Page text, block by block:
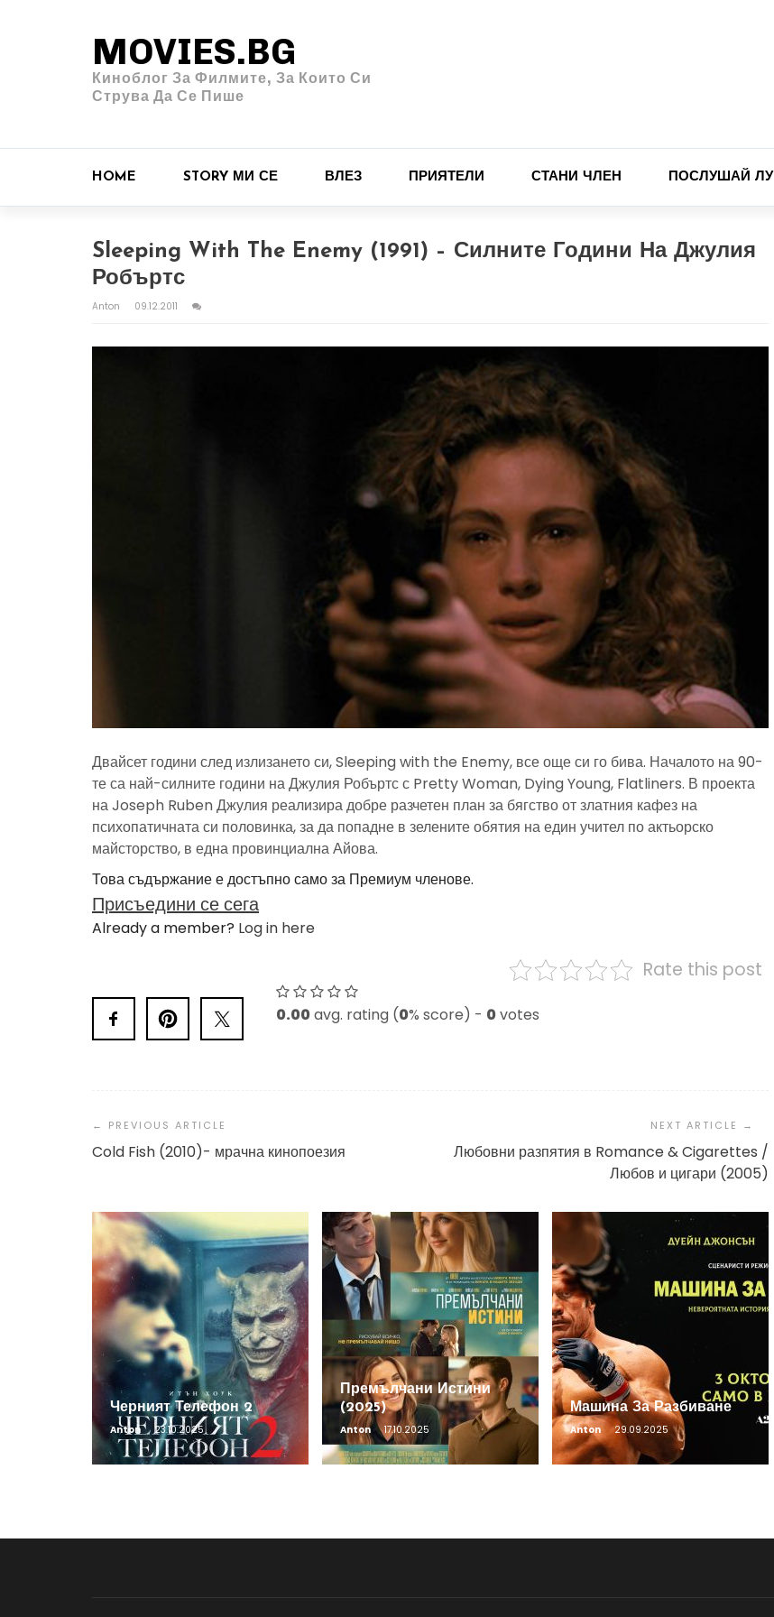
MOVIES.BG
Киноблог За Филмите, За Които Си
Струва Да Се Пише
HOME STORY МИ СЕ ВЛЕЗ ПРИЯТЕЛИ СТАНИ ЧЛЕН ПОСЛУШАЙ ЛУ
Sleeping With The Enemy (1991) – Силните Години На Джулия
Робъртс
Anton 09.12.2011
Двайсет години след излизането си, Sleeping with the Enemy, все още си го бива. Началото на 90-
те са най-силните години на Джулия Робъртс с Pretty Woman, Dying Young, Flatliners. В проекта
на Joseph Ruben Джулия реализира добре разчетен план за бягство от златния кафез на
психопатичната си половинка, за да попадне в зелените обятия на един учител по актьорско
майсторство, в една провинциална Айова.
Това съдържание е достъпно само за Премиум членове.
Присъедини се сега
Already a member? Log in here
Rate this post
0.00avg. rating (0% score) - 0votes
Navigation
Cold Fish (2010)- мрачна кинопоезия
Любовни разпятия в Romance & Cigarettes /
Любов и цигари (2005)
Черният Телефон 2
Anton 23.10.2025
Премълчани Истини
(2025)
Anton 17.10.2025
Машина За Разбиване
Anton 29.09.2025